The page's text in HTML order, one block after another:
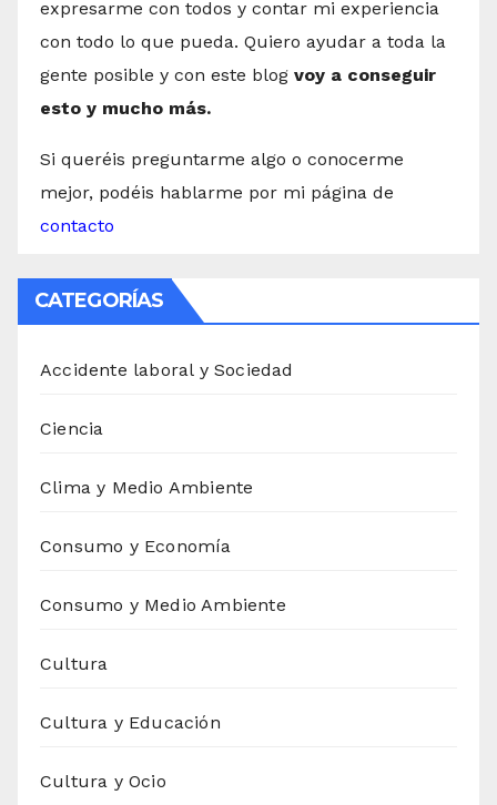
expresarme con todos y contar mi experiencia
con todo lo que pueda. Quiero ayudar a toda la
gente posible y con este blog voy a conseguir
esto y mucho más.
Si queréis preguntarme algo o conocerme
mejor, podéis hablarme por mi página de
contacto
CATEGORÍAS
Accidente laboral y Sociedad
Ciencia
Clima y Medio Ambiente
Consumo y Economía
Consumo y Medio Ambiente
Cultura
Cultura y Educación
Cultura y Ocio